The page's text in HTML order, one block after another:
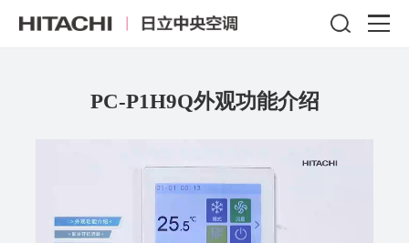
PC-P1H9Q外观功能介绍